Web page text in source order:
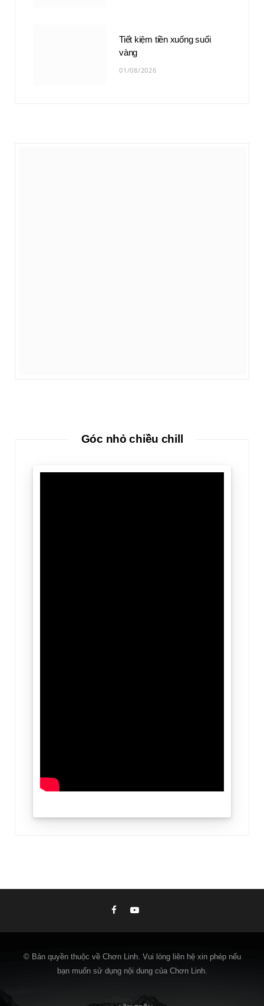
Tiết kiệm tiền xuống suối
vàng
01/08/2026
Góc nhỏ chiều chill
© Bản quyền thuộc về Chơn Linh. Vui lòng liên hệ xin phép nếu
bạn muốn sử dụng nội dung của Chơn Linh.